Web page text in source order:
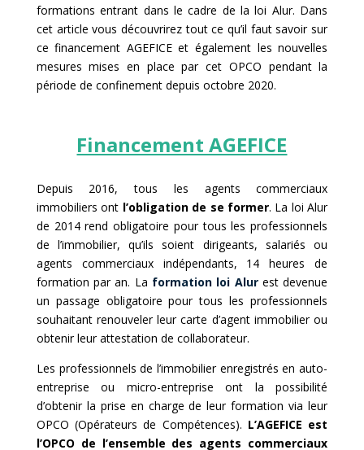
formations entrant dans le cadre de la loi Alur. Dans
cet article vous découvrirez tout ce qu’il faut savoir sur
ce financement AGEFICE et également les nouvelles
mesures mises en place par cet OPCO pendant la
période de confinement depuis octobre 2020.
Financement AGEFICE
Depuis 2016, tous les agents commerciaux
immobiliers ont l’obligation de se former. La loi Alur
de 2014 rend obligatoire pour tous les professionnels
de l’immobilier, qu’ils soient dirigeants, salariés ou
agents commerciaux indépendants, 14 heures de
formation par an. La formation loi Alurest devenue
un passage obligatoire pour tous les professionnels
souhaitant renouveler leur carte d’agent immobilier ou
obtenir leur attestation de collaborateur.
Les professionnels de l’immobilier enregistrés en auto-
entreprise ou micro-entreprise ont la possibilité
d’obtenir la prise en charge de leur formation via leur
OPCO (Opérateurs de Compétences). L’AGEFICE est
l’OPCO de l’ensemble des agents commerciaux